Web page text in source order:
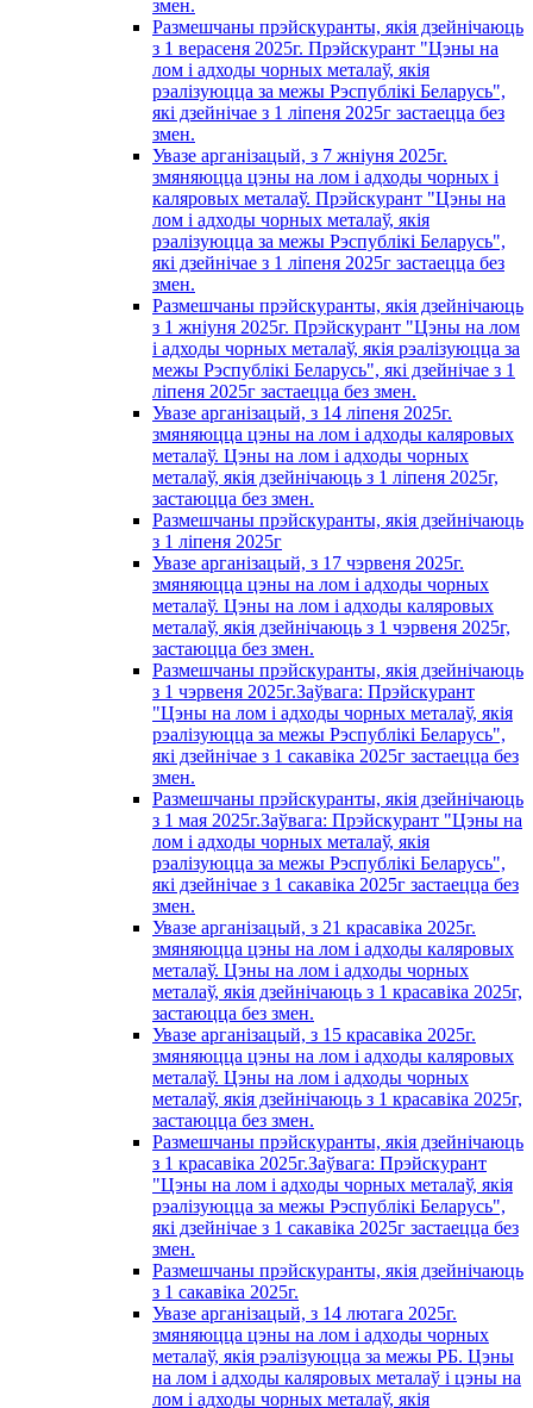
змен.
Размешчаны прэйскуранты, якія дзейнічаюць
з 1 верасеня 2025г. Прэйскурант "Цэны на
лом і адходы чорных металаў, якія
рэалізуюцца за межы Рэспублікі Беларусь",
які дзейнічае з 1 лiпеня 2025г застаецца без
змен.
Увазе арганізацый, з 7 жнiуня 2025г.
змяняюцца цэны на лом і адходы чорных i
каляровых металаў. Прэйскурант "Цэны на
лом і адходы чорных металаў, якія
рэалізуюцца за межы Рэспублікі Беларусь",
які дзейнічае з 1 лiпеня 2025г застаецца без
змен.
Размешчаны прэйскуранты, якія дзейнічаюць
з 1 жнiуня 2025г. Прэйскурант "Цэны на лом
і адходы чорных металаў, якія рэалізуюцца за
межы Рэспублікі Беларусь", які дзейнічае з 1
лiпеня 2025г застаецца без змен.
Увазе арганізацый, з 14 лiпеня 2025г.
змяняюцца цэны на лом і адходы каляровых
металаў. Цэны на лом і адходы чорных
металаў, якія дзейнічаюць з 1 лiпеня 2025г,
застаюцца без змен.
Размешчаны прэйскуранты, якія дзейнічаюць
з 1 лiпеня 2025г
Увазе арганізацый, з 17 чэрвеня 2025г.
змяняюцца цэны на лом і адходы чорных
металаў. Цэны на лом і адходы каляровых
металаў, якія дзейнічаюць з 1 чэрвеня 2025г,
застаюцца без змен.
Размешчаны прэйскуранты, якія дзейнічаюць
з 1 чэрвеня 2025г.Заўвага: Прэйскурант
"Цэны на лом і адходы чорных металаў, якія
рэалізуюцца за межы Рэспублікі Беларусь",
які дзейнічае з 1 сакавiка 2025г застаецца без
змен.
Размешчаны прэйскуранты, якія дзейнічаюць
з 1 мая 2025г.Заўвага: Прэйскурант "Цэны на
лом і адходы чорных металаў, якія
рэалізуюцца за межы Рэспублікі Беларусь",
які дзейнічае з 1 сакавiка 2025г застаецца без
змен.
Увазе арганізацый, з 21 красавiка 2025г.
змяняюцца цэны на лом і адходы каляровых
металаў. Цэны на лом і адходы чорных
металаў, якія дзейнічаюць з 1 красавiка 2025г,
застаюцца без змен.
Увазе арганізацый, з 15 красавiка 2025г.
змяняюцца цэны на лом і адходы каляровых
металаў. Цэны на лом і адходы чорных
металаў, якія дзейнічаюць з 1 красавiка 2025г,
застаюцца без змен.
Размешчаны прэйскуранты, якія дзейнічаюць
з 1 красавiка 2025г.Заўвага: Прэйскурант
"Цэны на лом і адходы чорных металаў, якія
рэалізуюцца за межы Рэспублікі Беларусь",
які дзейнічае з 1 сакавiка 2025г застаецца без
змен.
Размешчаны прэйскуранты, якія дзейнічаюць
з 1 сакавiка 2025г.
Увазе арганізацый, з 14 лютага 2025г.
змяняюцца цэны на лом і адходы чорных
металаў, якія рэалізуюцца за межы РБ. Цэны
на лом і адходы каляровых металаў і цэны на
лом і адходы чорных металаў, якія